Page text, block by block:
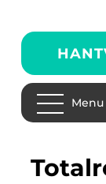
Menu
Totalrenovering av hus: